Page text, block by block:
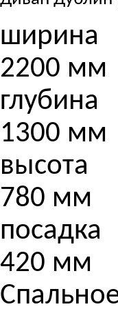
ширина
2200 мм
глубина
1300 мм
высота
780 мм
посадка
420 мм